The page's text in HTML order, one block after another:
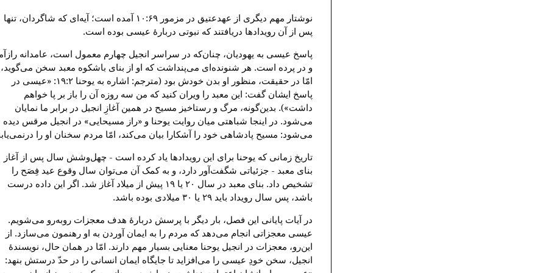
نوشتار مهم دیگری از عهدعتیق در مزمور ۱۰:۶۹ آمده است؛ آیه‌ای که شاگردان، تنها
پس از آن رویدادها دریافتند که نبوتی دربارهٔ عیسی بوده است.
پاسخ عیسی به یهودیان، چنان‌که در سراسر انجیل چهارم معمول است، عامدانه
و در پرده است. هر شنونده‌ای می‌پنداشت که او از بنای باشکوه معبد سخن می‌گوید،
امّا در حقیقت، منظور او بدن خودش بود (مترجم: اشاره به یوحنا ۱۹:۲: «عیسی در
پاسخ ایشان گفت: این معبد را ویران کنید که من سه روزه آن را باز بر پا خواهم
داشت»). بدین‌گونه، مرگ و رستاخیز مسیح در همین آغازِ انجیل در برابر ما نمایان
می‌شود. در اینجا شباهتی میان روایت یوحنا و «راز مسیحایی» در انجیل مرقس دیده
می‌شود: مسیح پادشاهی خود را آشکارا بیان می‌کند، امّا مردم سخنان او را
تاریخ زمانی که یوحنا برای این رویدادها یاد کرده است - چهل‌وشش سال پس از آغاز
بنای معبد - جزئیاتی شگفت‌آور دارد، و به کمک آن می‌توان سال وقوع عید فِصَح را
تشخیص داد. بنای معبد در سال ۲۰ یا ۱۹ پیش از میلاد آغاز شد. اگر این داده درست
باشد، پس سال رویداد باید ۲۹ یا ۳۰ میلادی بوده باشد.
در آیات پایانی این فصل، بار دیگر با پرسش دربارهٔ هدف معجزات روبه‌رو می‌شویم.
عیسی معجزاتی انجام می‌دهد که مردم را به ایمان آوردن به او رهنمون می‌سازد. از
این‌رو، معجزات در انجیل یوحنا معنایی بسیار مهم دارند. امّا در همان حال، نویسندهٔ
انجیل، سخن خودِ عیسی را می‌افزاید تا جایگاه ایمان انسانی را در حدّ درستش بنهد: